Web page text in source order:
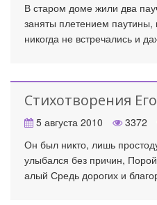
В старом доме жили два
заняты плетением паутины,
никогда не встречались и
Стихотворения
5 августа 2010 3372
Он был никто, лишь
улыбался без причин,
алый Средь дорогих и